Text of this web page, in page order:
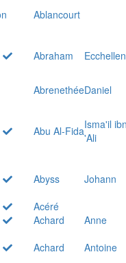
Ablancourt
Abraham
AbrenethéeDaniel
Abu Al-FidaIsma'il
'Ali
Abyss
Johann
Acéré
Achard
Anne
Achard
Antoine